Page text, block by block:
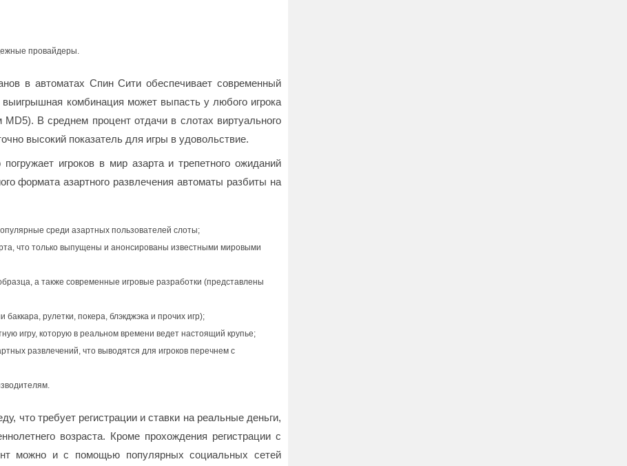
провайдеры.
в автоматах Спин Сити обеспечивает современный
комбинация может выпасть у любого игрока
В среднем процент отдачи в слотах виртуального
высокий показатель для игры в удовольствие.
игроков в мир азарта и трепетного ожиданий
формата азартного развлечения автоматы разбиты на
среди азартных пользователей слоты;
что только выпущены и анонсированы известными мировыми
а также современные игровые разработки (представлены
рулетки, покера, блэкджэка и прочих игр);
игру, которую в реальном времени ведет настоящий крупье;
развлечений, что выводятся для игроков перечнем с
что требует регистрации и ставки на реальные деньги,
возраста. Кроме прохождения регистрации с
можно и с помощью популярных социальных сетей